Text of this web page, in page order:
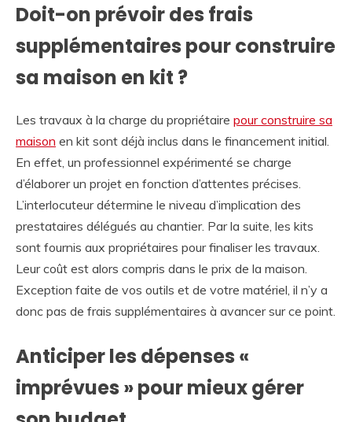
Doit-on prévoir des frais
supplémentaires pour construire
sa maison en kit ?
Les travaux à la charge du propriétaire pour construire sa
maison en kit sont déjà inclus dans le financement initial.
En effet, un professionnel expérimenté se charge
d’élaborer un projet en fonction d’attentes précises.
L’interlocuteur détermine le niveau d’implication des
prestataires délégués au chantier. Par la suite, les kits
sont fournis aux propriétaires pour finaliser les travaux.
Leur coût est alors compris dans le prix de la maison.
Exception faite de vos outils et de votre matériel, il n’y a
donc pas de frais supplémentaires à avancer sur ce point.
Anticiper les dépenses «
imprévues » pour mieux gérer